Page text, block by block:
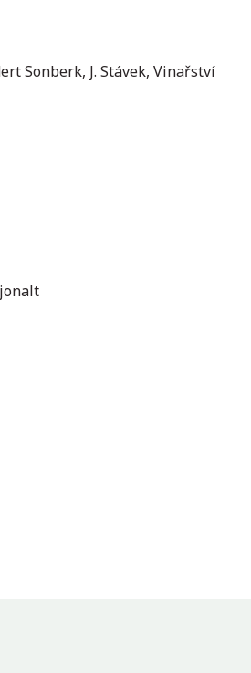
Sonberk, J. Stávek, Vinařství